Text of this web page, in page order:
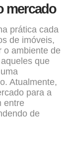
mercado
prática cada
de imóveis,
o ambiente de
que
Atualmente,
para a
entre
de